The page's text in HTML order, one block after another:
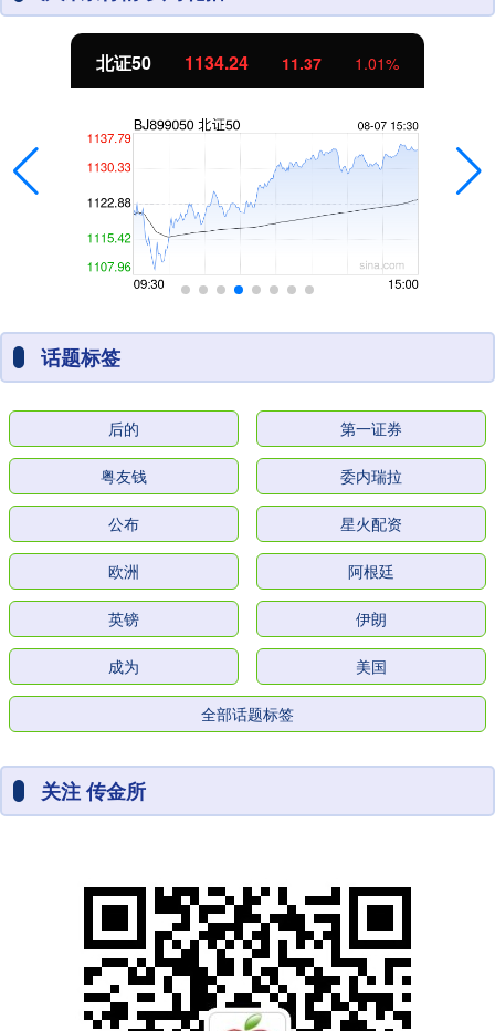
北证50 1134.24 11.37 1.01%
话题标签
后的 第一证券
粤友钱 委内瑞拉
公布 星火配资
欧洲 阿根廷
英镑 伊朗
成为 美国
全部话题标签
关注 传金所